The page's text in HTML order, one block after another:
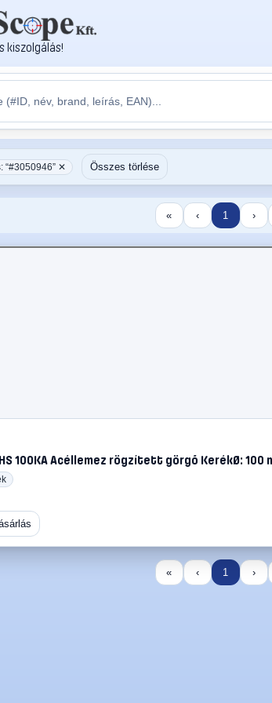
kiszolgálás!
“#3050946” ✕ Összes törlése
« ‹ 1 ›
100KA Acéllemez rögzített görgő KerékØ: 100
« ‹ 1 ›